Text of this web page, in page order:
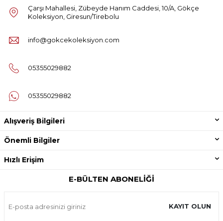
Çarşı Mahallesi, Zübeyde Hanım Caddesi, 10/A, Gökçe
Koleksiyon, Giresun/Tirebolu
info@gokcekoleksiyon.com
05355029882
05355029882
Alışveriş Bilgileri
Önemli Bilgiler
Hızlı Erişim
E-BÜLTEN ABONELIĞI
KAYIT OLUN